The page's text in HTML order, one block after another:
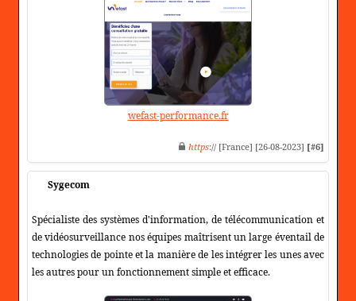
wefast-performance.fr
https:// [France] [26-08-2023] [#6]
Sygecom
Spécialiste des systèmes d'information, de télécommunication et
de vidéosurveillance nos équipes maîtrisent un large éventail de
technologies de pointe et la manière de les intégrer les unes avec
les autres pour un fonctionnement simple et efficace.